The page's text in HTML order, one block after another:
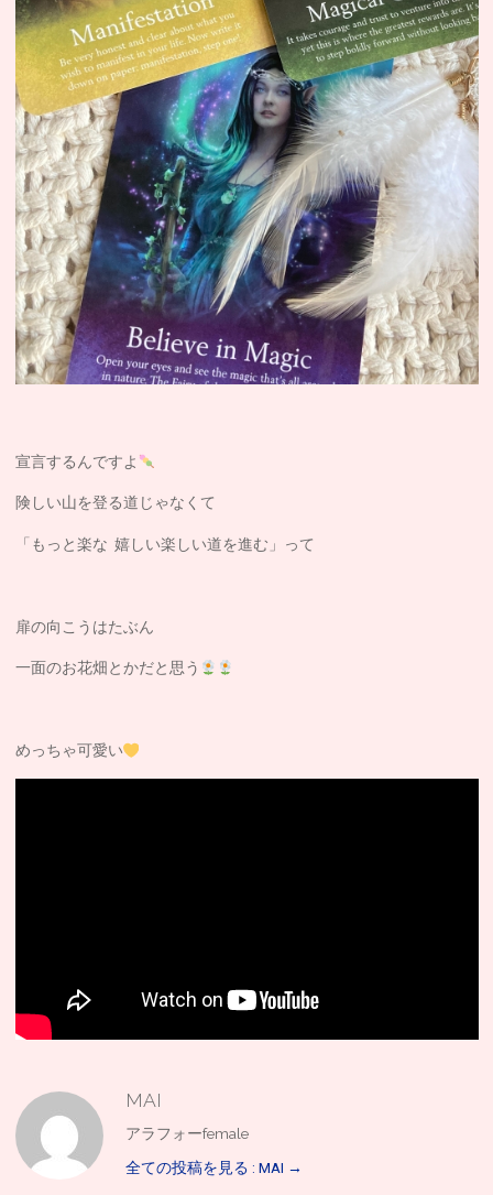
宣言するんですよ
険しい山を登る道じゃなくて
「もっと楽な 嬉しい楽しい道を進む」って
扉の向こうはたぶん
一面のお花畑とかだと思う
めっちゃ可愛い
MAI
アラフォーfemale
全ての投稿を見る : MAI →